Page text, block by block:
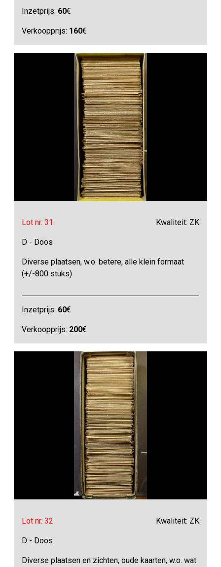
Inzetprijs: 60€
Verkoopprijs: 160€
Lot nr. 31 Kwaliteit: ZK
D - Doos
Diverse plaatsen, w.o. betere, alle klein formaat
(+/-800 stuks)
Inzetprijs: 60€
Verkoopprijs: 200€
Lot nr. 32 Kwaliteit: ZK
D - Doos
Diverse plaatsen en zichten, oude kaarten, w.o. wat